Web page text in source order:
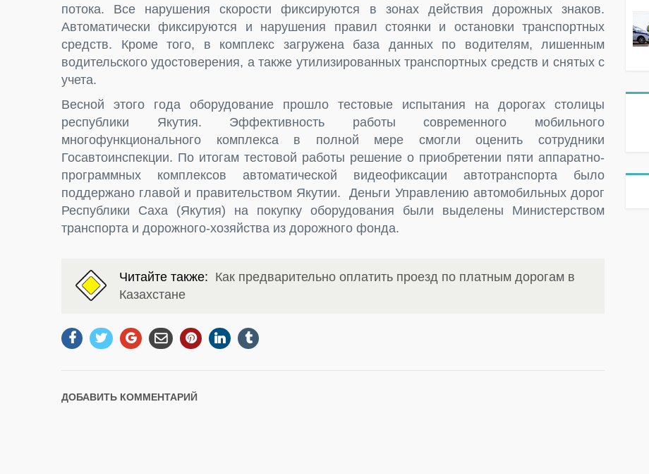
потока. Все нарушения скорости фиксируются в зонах действия дорожных знаков.
Автоматически фиксируются и нарушения правил стоянки и остановки транспортных
средств. Кроме того, в комплекс загружена база данных по водителям, лишенным
водительского удостоверения, а также утилизированных транспортных средств и снятых с
учета.
Весной этого года оборудование прошло тестовые испытания на дорогах столицы
республики Якутия. Эффективность работы современного мобильного
многофункционального комплекса в полной мере смогли оценить сотрудники
Госавтоинспекции. По итогам тестовой работы решение о приобретении пяти аппаратно-
программных комплексов автоматической видеофиксации автотранспорта было
поддержано главой и правительством Якутии. Деньги Управлению автомобильных дорог
Республики Саха (Якутия) на покупку оборудования были выделены Министерством
транспорта и дорожного-хозяйства из дорожного фонда.
Читайте также: Как предварительно оплатить проезд по платным дорогам в
Казахстане
ДОБАВИТЬ КОММЕНТАРИЙ